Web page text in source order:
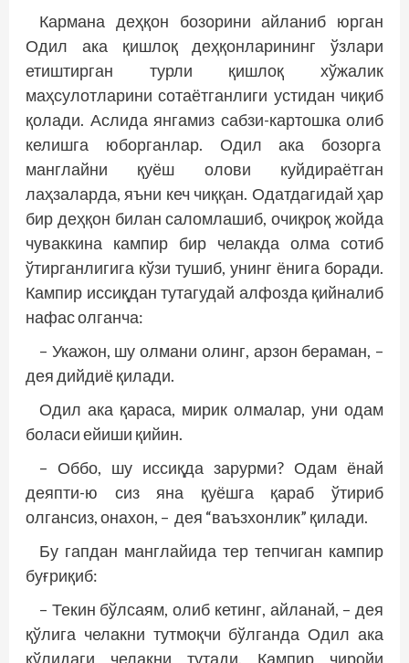
Кармана деҳқон бозорини айланиб юрган
Одил ака қишлоқ деҳқонларининг ўзлари
етиштирган турли қишлоқ хўжалик
маҳсулотларини сотаётганлиги устидан чиқиб
қолади. Аслида янгамиз сабзи-картошка олиб
келишга юборганлар. Одил ака бозорга
манглайни қуёш олови куйдираётган
лаҳзаларда, яъни кеч чиққан. Одатдагидай ҳар
бир деҳқон билан саломлашиб, очиқроқ жойда
чуваккина кампир бир челакда олма сотиб
ўтирганлигига кўзи тушиб, унинг ёнига боради.
Кампир иссиқдан тутагудай алфозда қийналиб
нафас олганча:
– Укажон, шу олмани олинг, арзон бераман, –
дея дийдиё қилади.
Одил ака қараса, мирик олмалар, уни одам
боласи ейиши қийин.
– Оббо, шу иссиқда зарурми? Одам ёнай
деяпти-ю сиз яна қуёшга қараб ўтириб
олгансиз, онахон, – дея “ваъзхонлик” қилади.
Бу гапдан манглайида тер тепчиган кампир
буғриқиб:
– Текин бўлсаям, олиб кетинг, айланай, – дея
қўлига челакни тутмоқчи бўлганда Одил ака
қўлидаги челакни тутади. Кампир чиройи